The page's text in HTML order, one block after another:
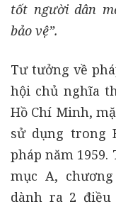
tốt người dân
bảo vệ”.
Tư tưởng về
hội chủ nghĩa
Hồ Chí Minh,
sử dụng trong
pháp năm
mục A,
dành ra 2